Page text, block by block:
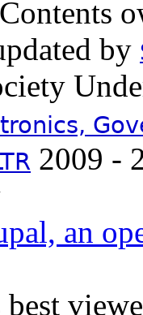
by
2009 -
best